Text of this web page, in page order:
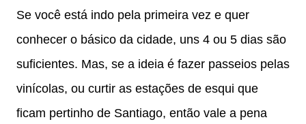
Se você está indo pela primeira vez e quer
conhecer o básico da cidade, uns 4 ou 5 dias são
suficientes. Mas, se a ideia é fazer passeios pelas
vinícolas, ou curtir as estações de esqui que
ficam pertinho de Santiago, então vale a pena